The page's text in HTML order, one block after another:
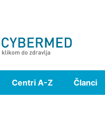
Centri A-Z Članci